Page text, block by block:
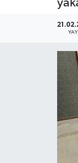
Günün
Haber
Haberler
Haber Arşivi